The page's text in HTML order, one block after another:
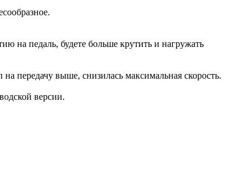
на педаль, будете больше крутить и нагружать
передачу выше, снизилась максимальная скорость.
версии.